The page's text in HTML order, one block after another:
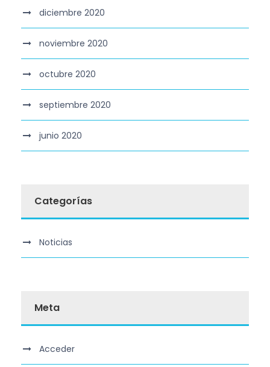
diciembre 2020
noviembre 2020
octubre 2020
septiembre 2020
junio 2020
Categorías
Noticias
Meta
Acceder